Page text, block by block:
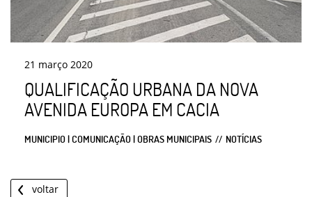
21 março 2020
QUALIFICAÇÃO URBANA DA NOVA
AVENIDA EUROPA EM CACIA
MUNICIPIO | COMUNICAÇÃO | OBRAS MUNICIPAIS NOTÍCIAS
voltar